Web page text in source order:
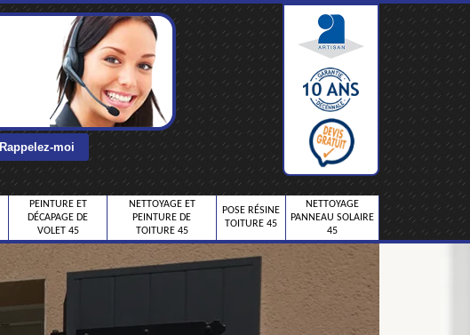
PEINTURE ET
DÉCAPAGE DE
VOLET 45
NETTOYAGE ET
PEINTURE DE
TOITURE 45
POSE RÉSINE
TOITURE 45
NETTOYAGE
PANNEAU SOLAIRE
45